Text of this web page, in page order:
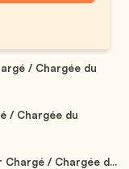
/ Chargée du
/ Chargée du
Chargé / Chargée d...